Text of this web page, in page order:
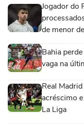
Jogador do
de menor
Bahia
vaga na
Real
acréscimo
La Liga